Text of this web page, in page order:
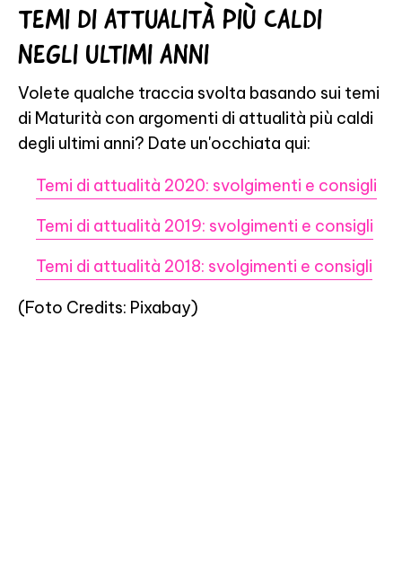
TEMI DI ATTUALITÀ PIÙ CALDI
NEGLI ULTIMI ANNI
Volete qualche traccia svolta basando sui temi
di Maturità con argomenti di attualità più caldi
degli ultimi anni? Date un'occhiata qui:
Temi di attualità 2020: svolgimenti e consigli
Temi di attualità 2019: svolgimenti e consigli
Temi di attualità 2018: svolgimenti e consigli
(Foto Credits: Pixabay)